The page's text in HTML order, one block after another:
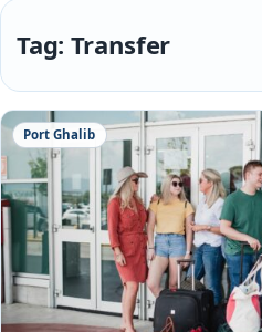
Tag: Transfer
Port Ghalib